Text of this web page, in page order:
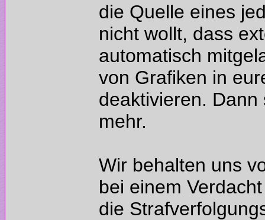
die Quelle eines
nicht wollt, dass
automatisch
von Grafiken in
deaktivieren.
Wir behalten uns
bei einem
die